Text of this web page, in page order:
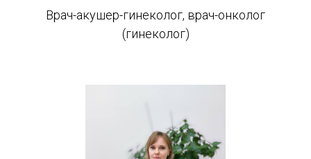
Врач-акушер-гинеколог, врач-онколог
(гинеколог)